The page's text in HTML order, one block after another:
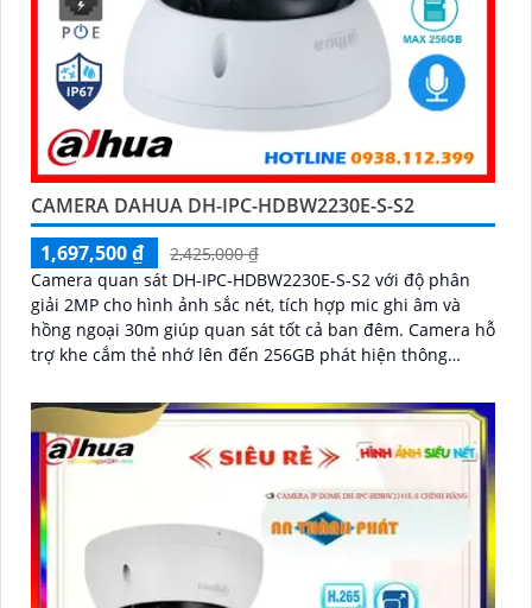
CAMERA DAHUA DH-IPC-HDBW2230E-S-S2
1,697,500 ₫
2,425,000 ₫
Camera quan sát DH-IPC-HDBW2230E-S-S2 với độ phân
giải 2MP cho hình ảnh sắc nét, tích hợp mic ghi âm và
hồng ngoại 30m giúp quan sát tốt cả ban đêm. Camera hỗ
trợ khe cắm thẻ nhớ lên đến 256GB phát hiện thông
lý